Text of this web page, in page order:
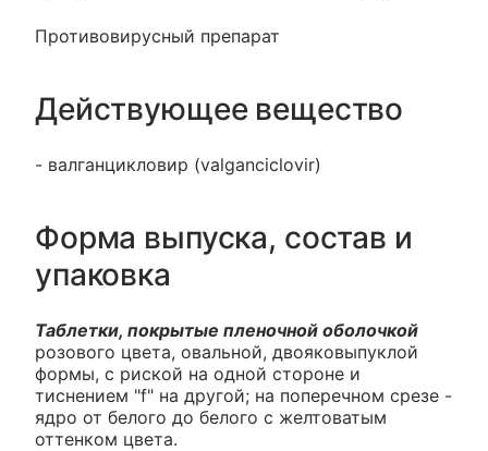
Противовирусный препарат
Действующее вещество
- валганцикловир (valganciclovir)
Форма выпуска, состав и
упаковка
Таблетки, покрытые пленочной оболочкой
розового цвета, овальной, двояковыпуклой
формы, с риской на одной стороне и
тиснением "f" на другой; на поперечном срезе -
ядро от белого до белого с желтоватым
оттенком цвета.